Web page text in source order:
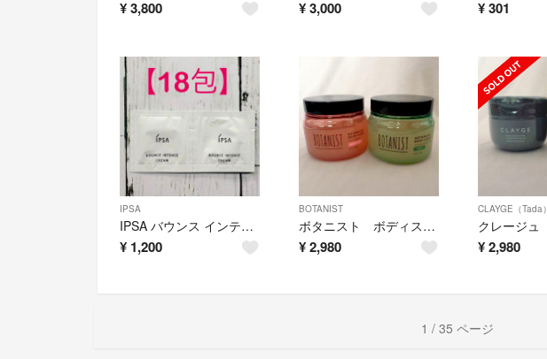
¥3,800 ¥3,000 ¥ 301
IPSA
IPSA バウンス インテンス クリーム 18包
¥ 1,200
BOTANIST
ボタニスト ボディスクラブ 2種
¥2,980
CLAYGE（Tada）
¥ 2,980
1 / 35 ページ